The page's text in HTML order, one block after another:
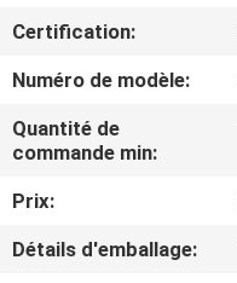
DE
NOUS
VISITE
D'USINE
Certification:
Numéro de modèle:
Quantité de
commande min:
Prix:
Détails d'emballage: